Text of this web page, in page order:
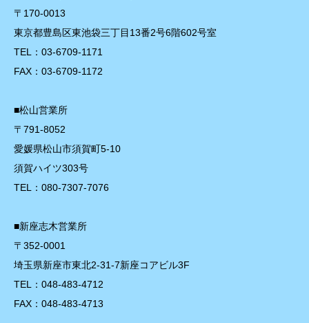
〒170-0013
東京都豊島区東池袋三丁目13番2号6階602号室
TEL：03-6709-1171
FAX：03-6709-1172
■松山営業所
〒791-8052
愛媛県松山市須賀町5-10
須賀ハイツ303号
TEL：080-7307-7076
■新座志木営業所
〒352-0001
埼玉県新座市東北2-31-7新座コアビル3F
TEL：048-483-4712
FAX：048-483-4713